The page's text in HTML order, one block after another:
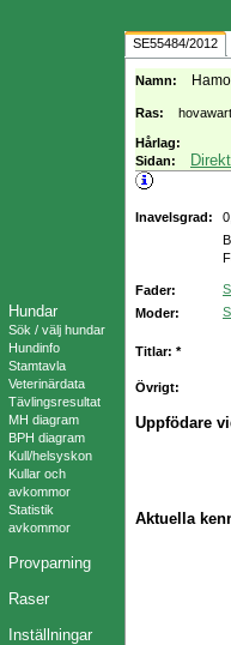
Hundar
Sök / välj hundar
Hundinfo
Stamtavla
Veterinärdata
Tävlingsresultat
MH diagram
BPH diagram
Kull/helsyskon
Kullar och
avkommor
Statistik
avkommor
Provparning
Raser
Inställningar
SE55484/2012
Namn:
Ras: hovawart
Hårlag:
Sidan:
Inavelsgrad:
Fader:
Moder:
Titlar: *
Övrigt:
Uppfödare
Aktuella